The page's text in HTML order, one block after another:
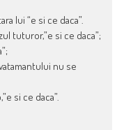
lui “e si ce daca”.
tuturor,”e si ce daca”;
nu se
si ce daca”.